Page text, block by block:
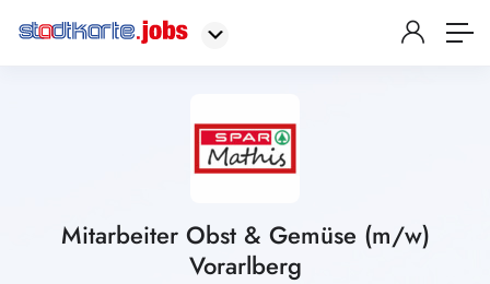
Mitarbeiter Obst & Gemüse (m/w)
Vorarlberg